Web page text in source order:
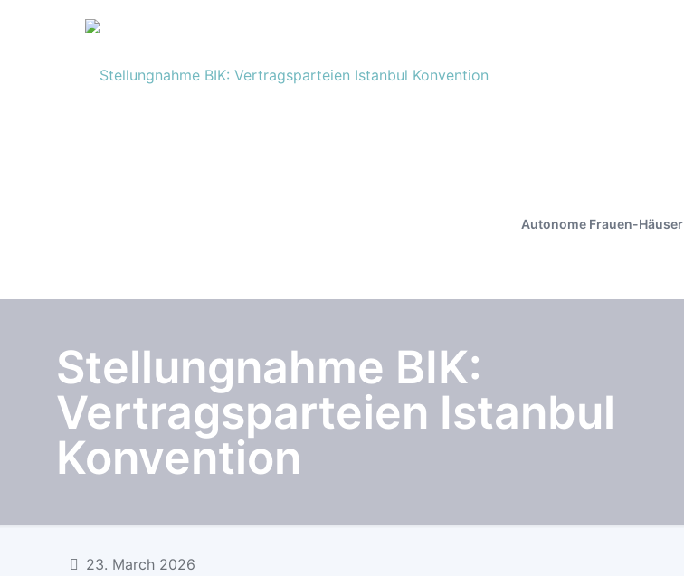
Autonome Frauen-Häuser
Stellungnahme BIK:
Vertragsparteien Istanbul
Konvention
23. March 2026